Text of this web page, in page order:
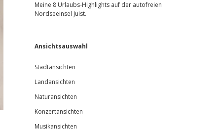
Meine 8 Urlaubs-Highlights auf der autofreien
Nordseeinsel Juist.
Ansichtsauswahl
Stadtansichten
Landansichten
Naturansichten
Konzertansichten
Musikansichten